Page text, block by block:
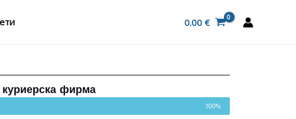
0.00 €
фирма
100%